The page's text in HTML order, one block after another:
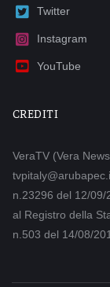
Twitter
Instagram
YouTube
CREDITI
VeraTV (Vera
n.23296 del 12/09/
al Registro della
n.503 del 14/08/